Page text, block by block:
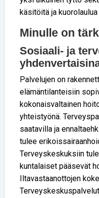
käsitöitä ja
Minulle on
Sosiaali- ja
Palvelujen on
elämäntilanteisiin
kokonaisvaltainen
yhteistyönä.
saatavilla ja
tulee
Terveyskeskuksiin
kuntalaiset pääsevät
Iltavastaanottojen